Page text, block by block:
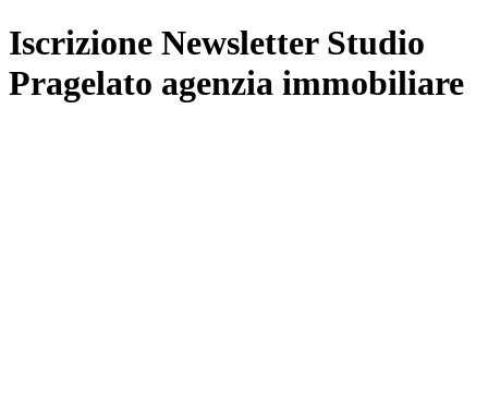
Iscrizione Newsletter Studio
Pragelato agenzia immobiliare